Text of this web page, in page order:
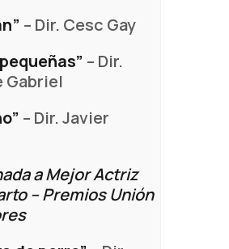
– Dir. Cesc Gay
– Dir.
Gabriel
– Dir. Javier
a Mejor Actriz
– Premios Unión